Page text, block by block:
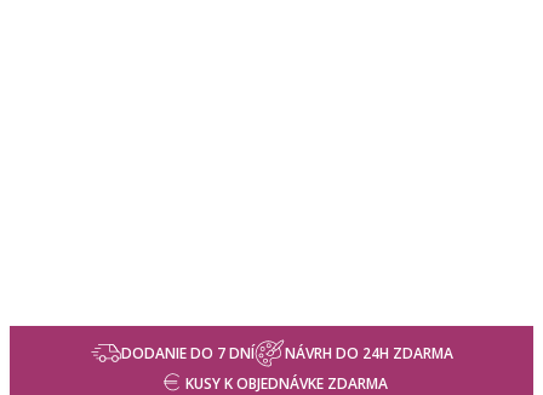
DODANIE DO 7 DNÍ
NÁVRH DO 24H ZDARMA
KUSY K OBJEDNÁVKE ZDARMA